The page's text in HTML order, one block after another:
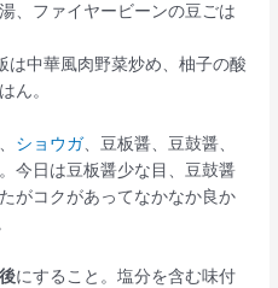
、ファイヤービーンの豆ごは
中華風肉野菜炒め、柚子の酸
ん。
ショウガ、豆板醤、豆鼓醤、
今日は豆板醤少な目、豆鼓醤
がコクがあってなかなか良か
にすること。塩分を含む味付